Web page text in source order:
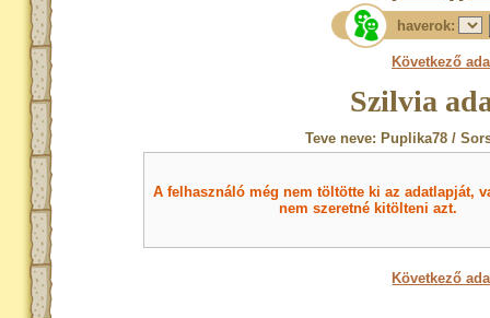
haverok:
Következő
Szilvia
Teve neve: Puplika78 /
A felhasználó még nem töltötte ki az adatlapját,
nem szeretné kitölteni azt.
Következő